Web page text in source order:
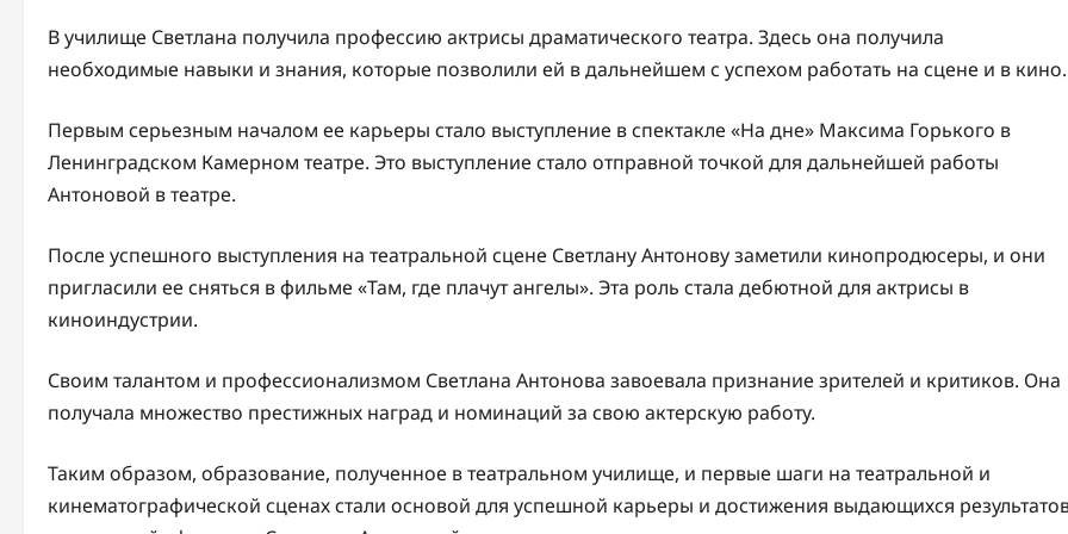
В училище Светлана получила профессию актрисы драматического театра. Здесь она получила
необходимые навыки и знания, которые позволили ей в дальнейшем с успехом работать на сцене и в кино.
Первым серьезным началом ее карьеры стало выступление в спектакле «На дне» Максима Горького в
Ленинградском Камерном театре. Это выступление стало отправной точкой для дальнейшей работы
Антоновой в театре.
После успешного выступления на театральной сцене Светлану Антонову заметили кинопродюсеры, и они
пригласили ее сняться в фильме «Там, где плачут ангелы». Эта роль стала дебютной для актрисы в
киноиндустрии.
Своим талантом и профессионализмом Светлана Антонова завоевала признание зрителей и критиков. Она
получала множество престижных наград и номинаций за свою актерскую работу.
Таким образом, образование, полученное в театральном училище, и первые шаги на театральной и
кинематографической сценах стали основой для успешной карьеры и достижения выдающихся